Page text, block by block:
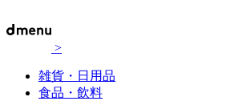
>
雑貨・日用品
食品・飲料